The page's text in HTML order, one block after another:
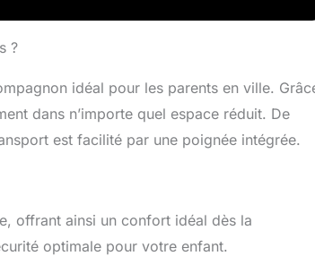
?
idéal pour les parents en ville.
dans n’importe quel espace réduit. De
est facilité par une poignée intégrée.
offrant ainsi un confort idéal dès la
optimale pour votre enfant.